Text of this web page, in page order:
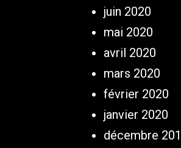
juin 2020
mai 2020
avril 2020
mars 2020
février 2020
janvier 2020
décembre